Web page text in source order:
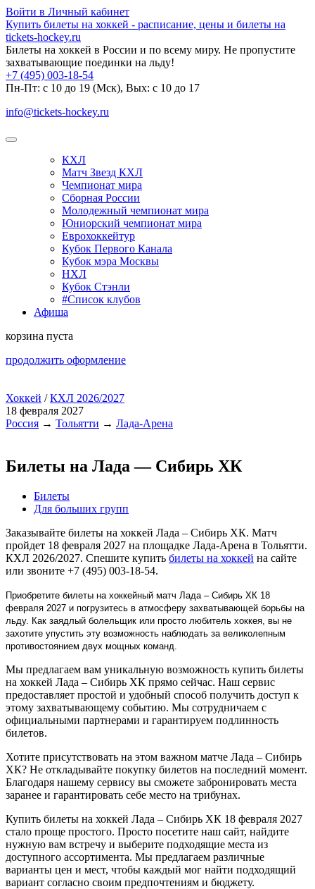
Войти в Личный кабинет
Купить билеты на хоккей - расписание, цены и билеты на
tickets-hockey.ru
Билеты на хоккей в России и по всему миру. Не пропустите
захватывающие поединки на льду!
+7 (495) 003-18-54
Пн-Пт: c 10 до 19 (Мск), Вых: с 10 до 17
info@tickets-hockey.ru
КХЛ
Матч Звезд КХЛ
Чемпионат мира
Сборная России
Молодежный чемпионат мира
Юниорский чемпионат мира
Еврохоккейтур
Кубок Первого Канала
Кубок мэра Москвы
НХЛ
Кубок Стэнли
#Список клубов
Афиша
корзина пуста
продолжить оформление
Хоккей /КХЛ 2026/2027
18 февраля 2027
Россия → Тольятти → Лада-Арена
Билеты на Лада — Сибирь ХК
Билеты
Для больших групп
Заказывайте билеты на хоккей Лада – Сибирь ХК. Матч
пройдет 18 февраля 2027 на площадке Лада-Арена в Тольятти.
КХЛ 2026/2027. Спешите купить билеты на хоккей на сайте
или звоните +7 (495) 003-18-54.
Приобретите билеты на хоккейный матч Лада – Сибирь ХК 18
февраля 2027 и погрузитесь в атмосферу захватывающей борьбы на
льду. Как заядлый болельщик или просто любитель хоккея, вы не
захотите упустить эту возможность наблюдать за великолепным
противостоянием двух мощных команд.
Мы предлагаем вам уникальную возможность купить билеты
на хоккей Лада – Сибирь ХК прямо сейчас. Наш сервис
предоставляет простой и удобный способ получить доступ к
этому захватывающему событию. Мы сотрудничаем с
официальными партнерами и гарантируем подлинность
билетов.
Хотите присутствовать на этом важном матче Лада – Сибирь
ХК? Не откладывайте покупку билетов на последний момент.
Благодаря нашему сервису вы сможете забронировать места
заранее и гарантировать себе место на трибунах.
Купить билеты на хоккей Лада – Сибирь ХК 18 февраля 2027
стало проще простого. Просто посетите наш сайт, найдите
нужную вам встречу и выберите подходящие места из
доступного ассортимента. Мы предлагаем различные
варианты цен и мест, чтобы каждый мог найти подходящий
вариант согласно своим предпочтениям и бюджету.